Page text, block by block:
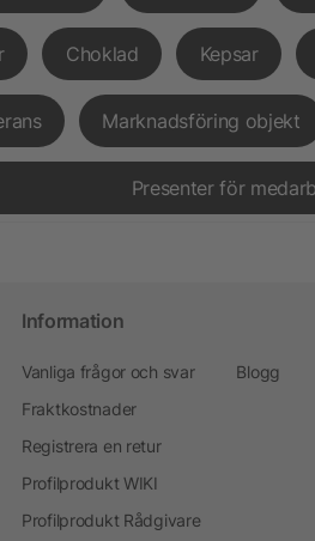
Choklad Kepsar
Marknadsföring objekt
Presenter för
Information
Vanliga frågor och svar
Fraktkostnader
Registrera en retur
Profilprodukt WIKI
Profilprodukt Rådgivare
Blogg